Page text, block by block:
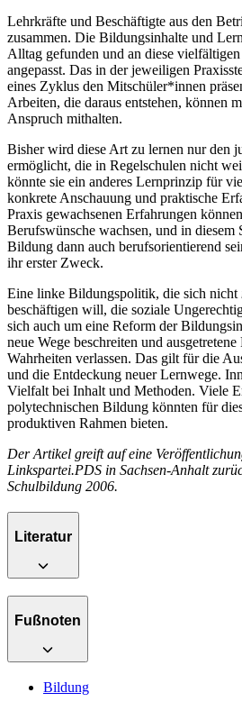
Lehrkräfte und Beschäftigte aus den
zusammen. Die Bildungsinhalte und
Alltag gefunden und an diese
angepasst. Das in der jeweiligen
eines Zyklus den Mitschüler*innen
Arbeiten, die daraus entstehen, können
Anspruch mithalten.
Bisher wird diese Art zu lernen nur den
ermöglicht, die in Regelschulen nicht
könnte sie ein anderes Lernprinzip für
konkrete Anschauung und praktische
Praxis gewachsenen Erfahrungen
Berufswünsche wachsen, und in diesem
Bildung dann auch berufsorientierend
ihr erster Zweck.
Eine linke Bildungspolitik, die sich nicht
beschäftigen will, die soziale
sich auch um eine Reform der
neue Wege beschreiten und
Wahrheiten verlassen. Das gilt für die
und die Entdeckung neuer Lernwege.
Vielfalt bei Inhalt und Methoden. Viele
polytechnischen Bildung könnten für
produktiven Rahmen bieten.
Der Artikel greift auf eine
Linkspartei.PDS in Sachsen-Anhalt
Schulbildung 2006.
Literatur
Fußnoten
Bildung